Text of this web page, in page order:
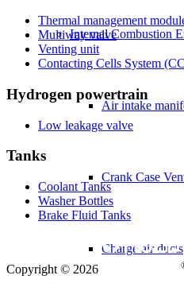
Internal Combustion
Air intake
Crank Case
Charge air ducts
Thermal management
Multiway valve
Venting unit
Contacting Cells System
Hydrogen powertrain
Low leakage valve
Tanks
Coolant Tanks
Washer Bottles
Brake Fluid Tanks
Copyright © 2026